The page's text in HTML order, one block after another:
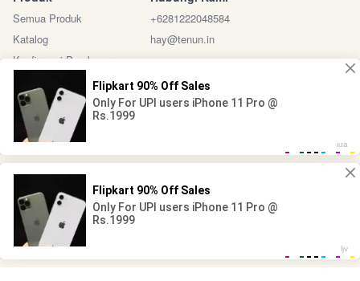
Semua Produk
Katalog
Konfirmasi Pembayaran
+6281222048584
hay@tenun.in
Sosial Media Marketplace
@ 2024 - Tenun Indonesia